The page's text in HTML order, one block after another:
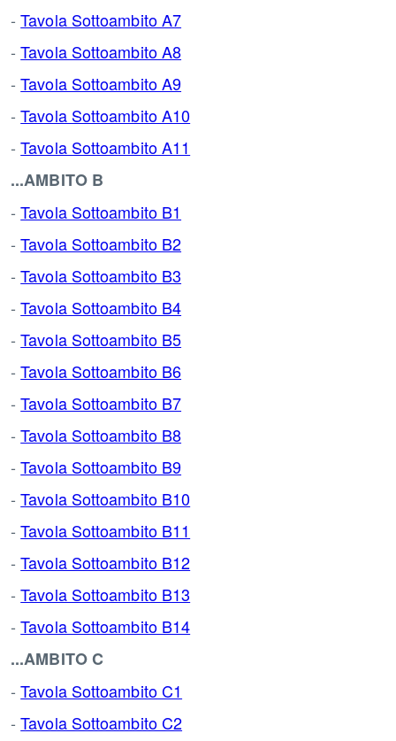
-Tavola Sottoambito A7
-Tavola Sottoambito A8
-Tavola Sottoambito A9
-Tavola Sottoambito A10
-Tavola Sottoambito A11
...AMBITO B
-Tavola Sottoambito B1
-Tavola Sottoambito B2
-Tavola Sottoambito B3
-Tavola Sottoambito B4
-Tavola Sottoambito B5
-Tavola Sottoambito B6
-Tavola Sottoambito B7
-Tavola Sottoambito B8
-Tavola Sottoambito B9
-Tavola Sottoambito B10
-Tavola Sottoambito B11
-Tavola Sottoambito B12
-Tavola Sottoambito B13
-Tavola Sottoambito B14
...AMBITO C
-Tavola Sottoambito C1
-Tavola Sottoambito C2